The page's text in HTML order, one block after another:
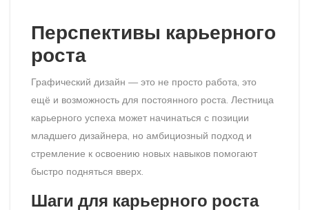
Перспективы карьерного
роста
Графический дизайн — это не просто работа, это
ещё и возможность для постоянного роста. Лестница
карьерного успеха может начинаться с позиции
младшего дизайнера, но амбициозный подход и
стремление к освоению новых навыков помогают
быстро подняться вверх.
Шаги для карьерного роста